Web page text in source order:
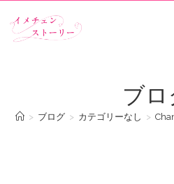
ブロ
> ブログ > カテゴリーなし >